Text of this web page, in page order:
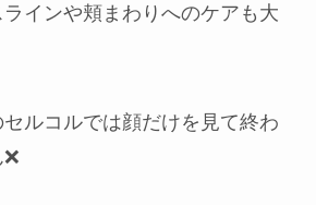
インや頬まわりへのケアも大
ルコルでは顔だけを見て終わ